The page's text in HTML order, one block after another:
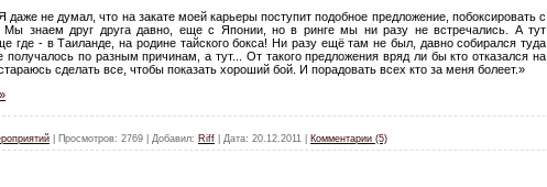
даже не думал, что на закате моей карьеры поступит подобное предложение, побоксировать с
знаем друг друга давно, еще с Японии, но в ринге мы ни разу не встречались. А тут
где - в Таиланде, на родине тайского бокса! Ни разу ещё там не был,
давно собирался туда
получалось по разным причинам, а тут... От такого предложения вряд ли бы кто отказался на
сделать все, чтобы показать хороший бой.
И порадовать всех кто за меня болеет.»
Просмотров: 2769 Добавил: Riff Дата: 20.12.2011 Комментарии (5)